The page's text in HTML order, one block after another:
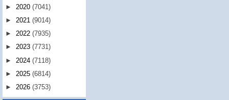
► 2020 (7041)
► 2021 (9014)
► 2022 (7935)
► 2023 (7731)
► 2024 (7118)
► 2025 (6814)
► 2026 (3753)